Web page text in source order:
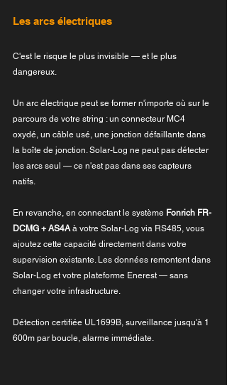
Les arcs électriques
C'est le risque le plus invisible — et le plus
dangereux.
Un arc électrique peut se former n'importe où sur le
parcours de votre string : un connecteur MC4
oxydé, un câble usé, une jonction défaillante dans
la boîte de jonction. Solar-Log ne peut pas détecter
les arcs seul — ce n'est pas dans ses capteurs
natifs.
En revanche, en connectant le système Fonrich FR-
DCMG + AS4A à votre Solar-Log via RS485, vous
ajoutez cette capacité directement dans votre
supervision existante. Les données remontent dans
Solar-Log et votre plateforme Enerest — sans
changer votre infrastructure.
Détection certifiée UL1699B, surveillance jusqu'à 1
600m par boucle, alarme immédiate.